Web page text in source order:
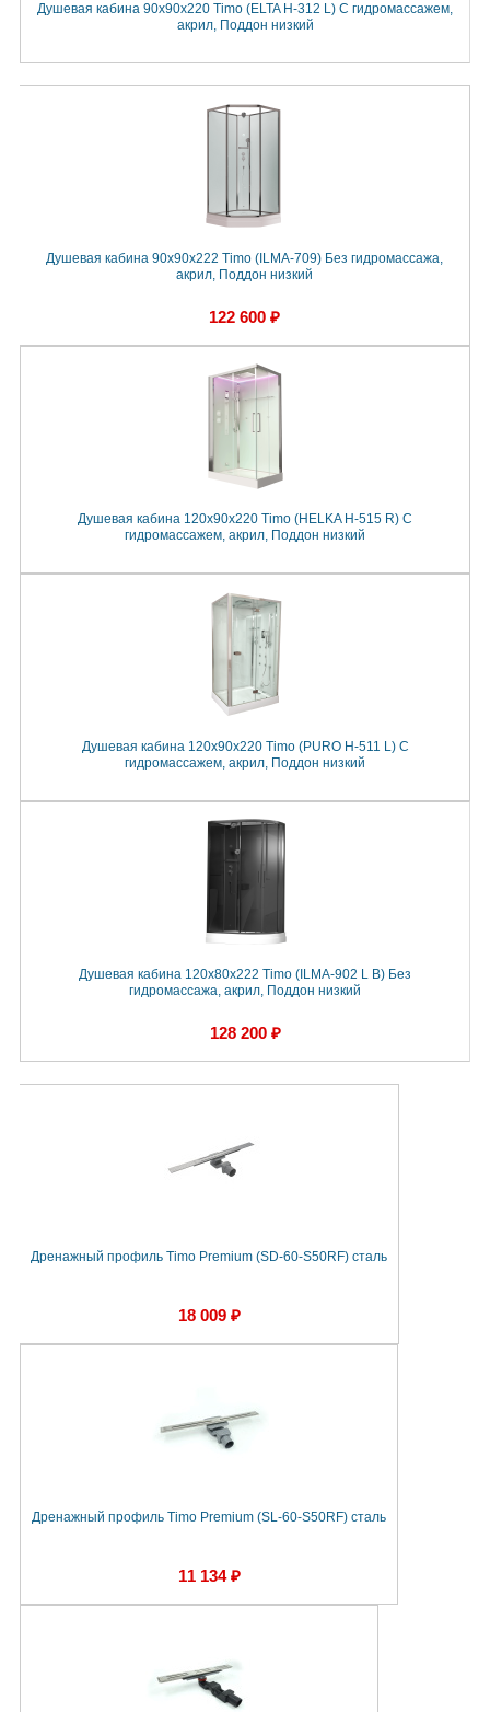
Душевая кабина 90x90x220 Timo (ELTA H-312 L) С гидромассажем,
акрил, Поддон низкий
Душевая кабина 90x90x222 Timo (ILMA-709) Без гидромассажа,
акрил, Поддон низкий
122 600 ₽
Душевая кабина 120x90x220 Timo (HELKA Н-515 R) С
гидромассажем, акрил, Поддон низкий
Душевая кабина 120x90x220 Timo (PURO Н-511 L) С
гидромассажем, акрил, Поддон низкий
Душевая кабина 120x80x222 Timo (ILMA-902 L B) Без
гидромассажа, акрил, Поддон низкий
128 200 ₽
Дренажный профиль Timo Premium (SD-60-S50RF) сталь
18 009 ₽
Дренажный профиль Timo Premium (SL-60-S50RF) сталь
11 134 ₽